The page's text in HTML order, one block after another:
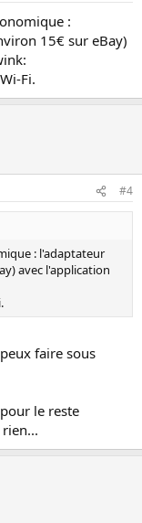
:
15€ sur eBay)
Fi.
#4
: l'adaptateur
avec l'application
faire sous
le reste